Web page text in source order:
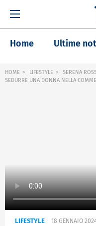
Home Ultime
HOME LIFESTYLE
SERENA
SEDURRE UNA DONNA NELLA
LIFESTYLE 18 GENNAIO